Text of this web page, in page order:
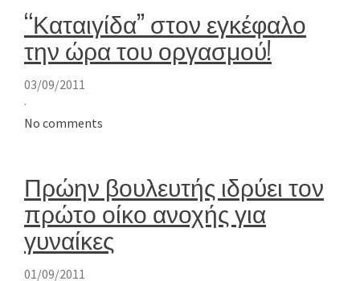
“Καταιγίδα” στον εγκέφαλο
την ώρα του οργασμού!
03/09/2011
·
No comments
Πρώην βουλευτής ιδρύει τον
πρώτο οίκο ανοχής για
γυναίκες
01/09/2011